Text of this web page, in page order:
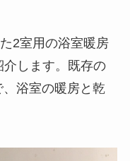
2室用の浴室暖房
します。既存の
浴室の暖房と乾